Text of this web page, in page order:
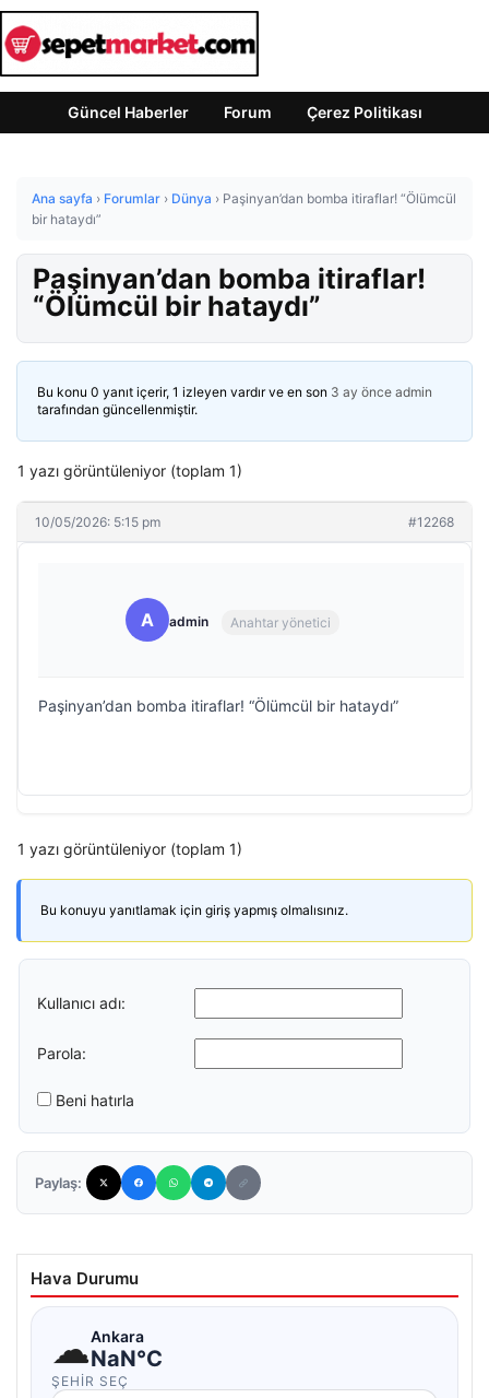
Güncel Haberler Forum Çerez Politikası
Ana sayfa › Forumlar › Dünya › Paşinyan’dan bomba itiraflar! “Ölümcül
bir hataydı”
Paşinyan’dan bomba itiraflar!
“Ölümcül bir hataydı”
Bu konu 0 yanıt içerir, 1 izleyen vardır ve en son 3 ay önce admin
tarafından güncellenmiştir.
1 yazı görüntüleniyor (toplam 1)
10/05/2026: 5:15 pm #12268
A admin Anahtar yönetici
Paşinyan’dan bomba itiraflar! “Ölümcül bir hataydı”
1 yazı görüntüleniyor (toplam 1)
Bu konuyu yanıtlamak için giriş yapmış olmalısınız.
Kullanıcı adı:
Parola:
Beni hatırla
Paylaş:
Hava Durumu
☁Ankara
NaN°C
ŞEHIR SEÇ